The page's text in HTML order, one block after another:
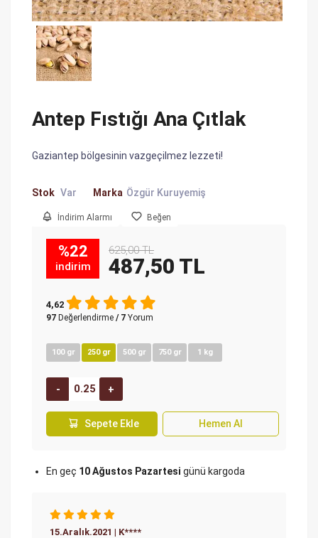
Antep Fıstığı Ana Çıtlak
Gaziantep bölgesinin vazgeçilmez lezzeti!
Stok Var Marka Özgür Kuruyemiş
İndirim Alarmı Beğen
%22
indirim
625,00 TL
487,50 TL
4,62
97 Değerlendirme / 7 Yorum
100 gr 250 gr 500 gr 750 gr 1 kg
Sepete Ekle Hemen Al
En geç 10 Ağustos Pazartesi günü kargoda
15.Aralık.2021 | K****